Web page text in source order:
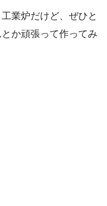
業炉だけど、ぜひと
か頑張って作ってみ